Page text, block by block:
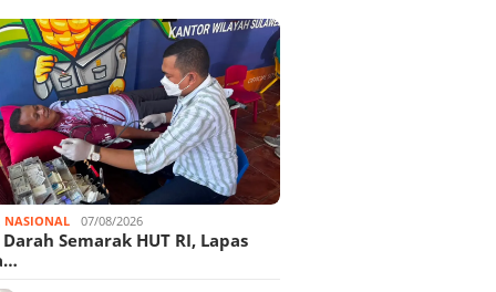
NASIONAL 07/08/2026
Semarak HUT RI, Lapas